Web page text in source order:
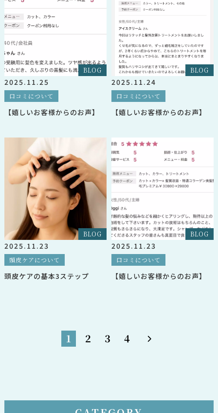
BLOG
2025.11.25
口コミについて
【嬉しいお客様からのお声】
BLOG
2025.11.24
口コミについて
【嬉しいお客様からのお声】
BLOG
2025.11.23
頭皮ケアについて
頭皮ケアの基本3ステップ
BLOG
2025.11.23
口コミについて
【嬉しいお客様からのお声】
1 2 3 4